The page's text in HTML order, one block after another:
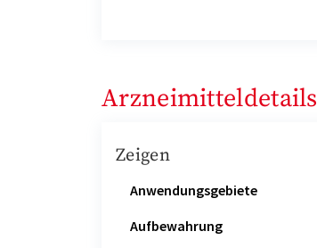
Arzneimitteldetails
Zeigen
Anwendungsgebiete
Aufbewahrung